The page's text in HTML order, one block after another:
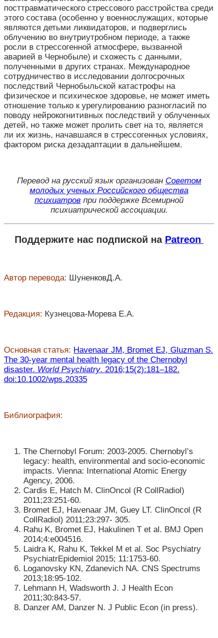
посттравматического стрессового расстройства среди
этого состава (особенно у военнослужащих, которые
являются детьми ликвидаторов, и подверглись
облучению во внутриутробном периоде, а также
росли в стрессогенной атмосфере, вызванной
аварией в Чернобыле) и схожесть с данными,
полученными в других странах. Международное
сотрудничество в исследовании долгосрочных
последствий Чернобыльской катастрофы на
физическое и психическое здоровье, не может иметь
отношение только к урегулированию разногласий по
поводу нейрокогнитивных последствий у облученных
детей, но также может пролить свет на то, является
ли их жизнь, начавшаяся в стрессогенных условиях,
фактором риска дезадаптации в дальнейшем.
Перевод на русский язык организован Советом
молодых ученых Российского общества
психиатров при поддержке Всемирной
психиатрической ассоциации.
Поддержите нас подпиской на Patreon
Автор перевода: ШуненковД.А.
Редакция: Кузнецова-Морева Е.А.
Основная статья: Havenaar JM, Bromet EJ, Gluzman S.
The 30-year mental health legacy of the Chernobyl
disaster. World Psychiatry. 2016;15(2):181–182.
doi:10.1002/wps.20335
Библиография:
The Chernobyl Forum: 2003-2005. Chernobyl’s
legacy: health, environmental and socio-economic
impacts. Vienna: International Atomic Energy
Agency, 2006.
Cardis E, Hatch M. ClinOncol (R CollRadiol)
2011;23:251-60.
Bromet EJ, Havenaar JM, Guey LT. ClinOncol (R
CollRadiol) 2011;23:297- 305.
Rahu K, Bromet EJ, Hakulinen T et al. BMJ Open
2014;4:e004516.
Laidra K, Rahu K, Tekkel M et al. Soc Psychiatry
PsychiatrEpidemiol 2015; 11:1753-60.
Loganovsky KN, Zdanevich NA. CNS Spectrums
2013;18:95-102.
Lehmann H, Wadsworth J. J Health Econ
2011;30:843-57.
Danzer AM, Danzer N. J Public Econ (in press).